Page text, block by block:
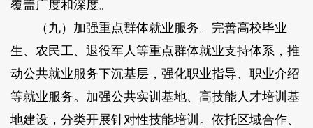
覆盖广度和深度。
（九）加强重点群体就业服务。完善高校毕业
生、农民工、退役军人等重点群体就业支持体系，推
动公共就业服务下沉基层，强化职业指导、职业介绍
等就业服务。加强公共实训基地、高技能人才培训基
地建设，分类开展针对性技能培训。依托区域合作、